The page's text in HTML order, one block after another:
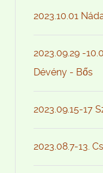
2023.10.01
2023.09.29 -
Dévény - Bős
2023.09.15-17
2023.08.7-13.